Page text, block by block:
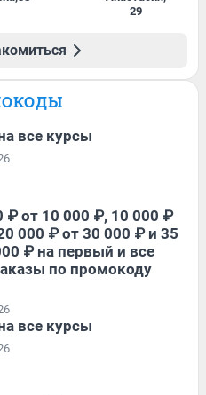
29
все курсы
₽ от 10 000 ₽, 10 000 ₽
000 ₽ от 30 000 ₽ и 35
₽ на первый и все
по промокоду
все курсы